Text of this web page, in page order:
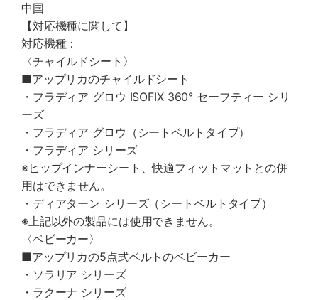
中国
【対応機種に関して】
対応機種：
〈チャイルドシート〉
■アップリカのチャイルドシート
・フラディア グロウ ISOFIX 360° セーフティー シリ
ーズ
・フラディア グロウ（シートベルトタイプ）
・フラディア シリーズ
※ヒップインナーシート、快適フィットマットとの併
用はできません。
・ディアターン シリーズ（シートベルトタイプ）
※上記以外の製品には使用できません。
〈ベビーカー〉
■アップリカの5点式ベルトのベビーカー
・ソラリア シリーズ
・ラクーナ シリーズ